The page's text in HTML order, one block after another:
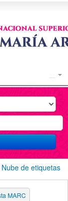
Nube de etiquetas
MARC